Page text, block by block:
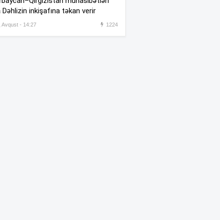
Əliyevanın doğum günüdür
Dəhlizin inkişafına təkan verir
Avqust - 14:27 1224